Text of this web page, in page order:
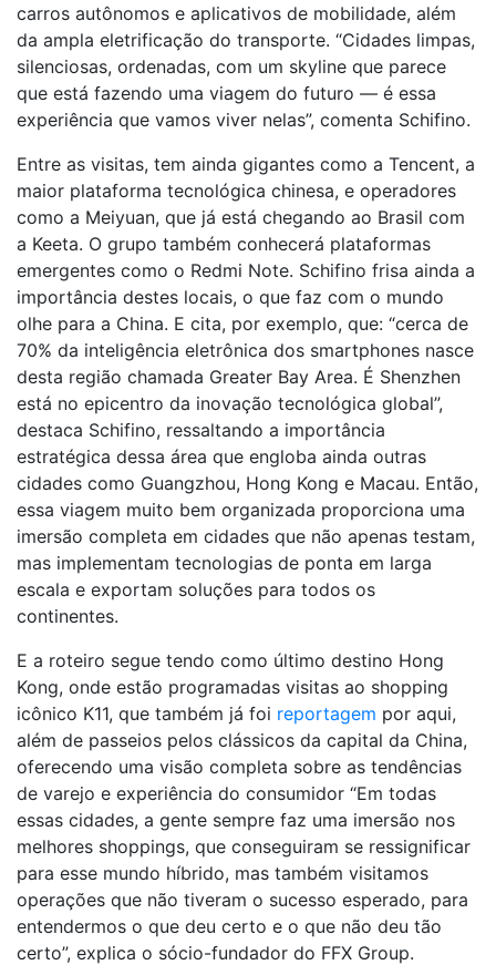
carros autônomos e aplicativos de mobilidade, além
da ampla eletrificação do transporte. “Cidades limpas,
silenciosas, ordenadas, com um skyline que parece
que está fazendo uma viagem do futuro — é essa
experiência que vamos viver nelas”, comenta Schifino.
Entre as visitas, tem ainda gigantes como a Tencent, a
maior plataforma tecnológica chinesa, e operadores
como a Meiyuan, que já está chegando ao Brasil com
a Keeta. O grupo também conhecerá plataformas
emergentes como o Redmi Note. Schifino frisa ainda a
importância destes locais, o que faz com o mundo
olhe para a China. E cita, por exemplo, que: “cerca de
70% da inteligência eletrônica dos smartphones nasce
desta região chamada Greater Bay Area. É Shenzhen
está no epicentro da inovação tecnológica global”,
destaca Schifino, ressaltando a importância
estratégica dessa área que engloba ainda outras
cidades como Guangzhou, Hong Kong e Macau. Então,
essa viagem muito bem organizada proporciona uma
imersão completa em cidades que não apenas testam,
mas implementam tecnologias de ponta em larga
escala e exportam soluções para todos os
continentes.
E a roteiro segue tendo como último destino Hong
Kong, onde estão programadas visitas ao shopping
icônico K11, que também já foi reportagem por aqui,
além de passeios pelos clássicos da capital da China,
oferecendo uma visão completa sobre as tendências
de varejo e experiência do consumidor “Em todas
essas cidades, a gente sempre faz uma imersão nos
melhores shoppings, que conseguiram se ressignificar
para esse mundo híbrido, mas também visitamos
operações que não tiveram o sucesso esperado, para
entendermos o que deu certo e o que não deu tão
certo”, explica o sócio-fundador do FFX Group.